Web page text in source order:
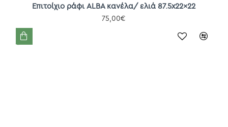
Επιτοίχιο ράφι ALBA κανέλα/ ελιά 87.5x22x22
75,00€